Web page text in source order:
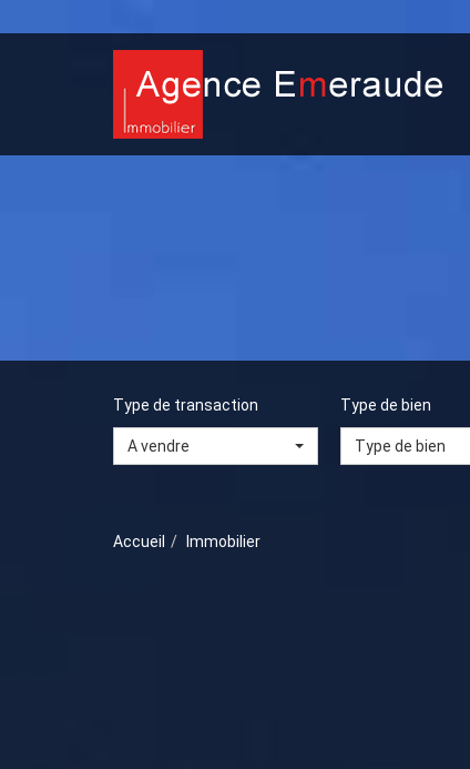
Type de transaction
A vendre
Type de bien
Type de bien
Accueil Immobilier